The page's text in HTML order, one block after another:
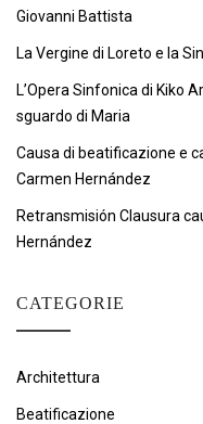
Giovanni Battista
La Vergine di Loreto e la
L’Opera Sinfonica di Kiko
sguardo di Maria
Causa di beatificazione e
Carmen Hernández
Retransmisión Clausura
Hernández
CATEGORIE
Architettura
Beatificazione